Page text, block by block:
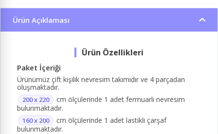
Ürün Açıklaması
Paket İçeriği
Ürünümüz çift kişilik nevresim takımıdır ve 4 parçadan
oluşmaktadır.
200 x 220
cm ölçülerinde 1 adet fermuarlı nevresim
bulunmaktadır.
160 x 200
cm ölçülerinde 1 adet lastikli çarşaf
bulunmaktadır.